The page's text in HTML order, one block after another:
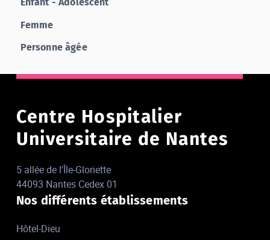
Femme
Personne âgée
Centre Hospitalier
Universitaire de Nantes
5 allée de l'Île-Gloriette
44093 Nantes Cedex 01
Nos différents établissements
Hôtel-Dieu